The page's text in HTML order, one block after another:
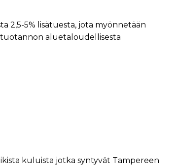
2,5-5% lisätuesta, jota myönnetään
tuotannon aluetaloudellisesta
kuluista jotka syntyvät Tampereen